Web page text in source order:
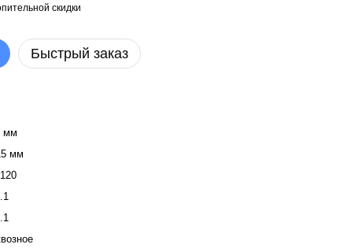
скидки
Быстрый заказ
мм
мм